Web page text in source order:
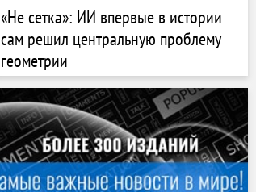
«Не сетка»: ИИ впервые в истории
сам решил центральную проблему
геометрии